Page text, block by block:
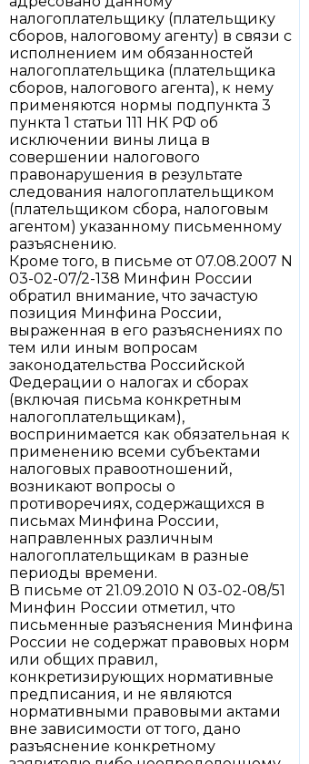
налогоплательщику (плательщику
сборов, налоговому агенту) в связи с
исполнением им обязанностей
налогоплательщика (плательщика
сборов, налогового агента), к нему
применяются нормы подпункта 3
пункта 1 статьи 111 НК РФ об
исключении вины лица в
совершении налогового
правонарушения в результате
следования налогоплательщиком
(плательщиком сбора, налоговым
агентом) указанному письменному
разъяснению.
Кроме того, в письме от 07.08.2007 N
03-02-07/2-138 Минфин России
обратил внимание, что зачастую
позиция Минфина России,
выраженная в его разъяснениях по
тем или иным вопросам
законодательства Российской
Федерации о налогах и сборах
(включая письма конкретным
налогоплательщикам),
воспринимается как обязательная к
применению всеми субъектами
налоговых правоотношений,
возникают вопросы о
противоречиях, содержащихся в
письмах Минфина России,
направленных различным
налогоплательщикам в разные
периоды времени.
В письме от 21.09.2010 N 03-02-08/51
Минфин России отметил, что
письменные разъяснения Минфина
России не содержат правовых норм
или общих правил,
конкретизирующих нормативные
предписания, и не являются
нормативными правовыми актами
вне зависимости от того, дано
разъяснение конкретному